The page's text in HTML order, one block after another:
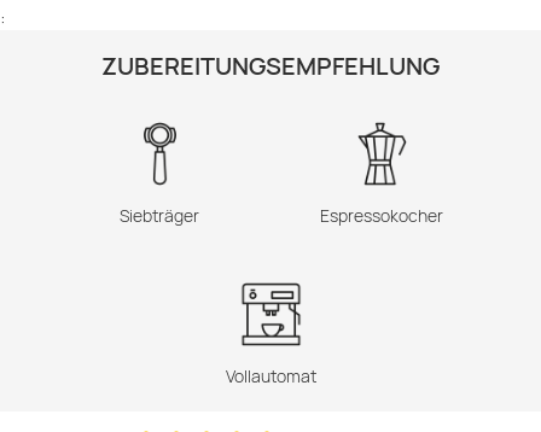
:
ZUBEREITUNGSEMPFEHLUNG
Siebträger Espressokocher
Vollautomat